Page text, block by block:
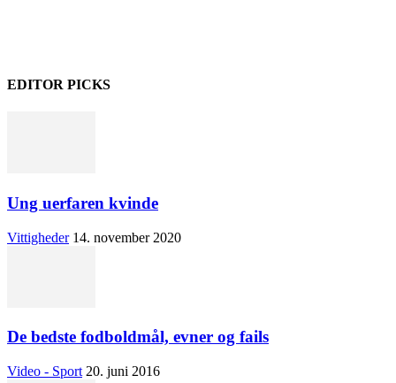
EDITOR PICKS
Ung uerfaren kvinde
Vittigheder 14. november 2020
De bedste fodboldmål, evner og fails
Video - Sport 20. juni 2016